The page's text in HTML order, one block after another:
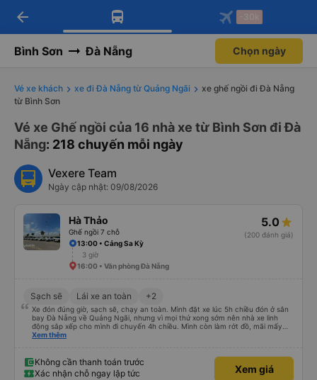
Tải app Vexere ngay!
Nhận ưu đãi thành viên độc
Mở app
Tải app Vexere
-30k/ghế khi đặt vé máy bay qua
Mở app
arrow_back -30k
Bình Sơn Đà Nẵng Chọn ngày
Vé xe khách xe đi Đà Nẵng từ Quảng Ngãi
xe ghế ngồi đi Đà Nẵng
từ Bình Sơn
Vé xe Ghế ngồi của 16 nhà xe từ Bình Sơn đi Đà
Nẵng: 218 chuyến mỗi ngày
Vexere Team
Ngày cập nhật: 09/08/2026
Hà Thảo
Ghế ngồi 7 chỗ
5.0
(200 đánh giá)
13:00 • Cảng Sa Kỳ
3 giờ
16:00 • Văn phòng Đà Nẵng
Sạch sẽ Lái xe an toàn +2
Xe đón đúng giờ, sạch sẽ, chạy an toàn. Mình đặt xe lúc 5h chiều đón ở sân
bay Đà Nẵng về Quảng Ngãi, nhưng vì mọi thứ xong sớm nên nhà xe linh
động sắp xếp cho mình đi chuyến 4h chiều. Mình còn làm rớt đồ, mãi mấy
ngày sau mới phát hiện ra, và phía nhà xe cũng giúp mình tìm lại. Lần sau
Xem thêm
Không cần thanh toán trước
Xác nhận chỗ ngay lập tức
Xem giá